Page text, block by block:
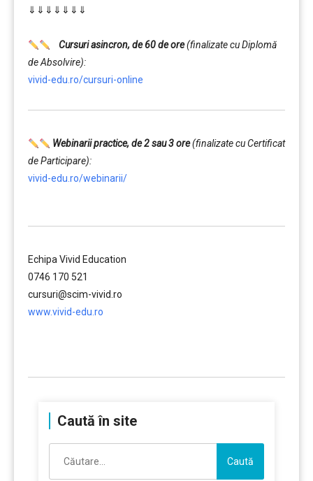
⇓⇓⇓⇓⇓⇓⇓
Cursuri asincron, de 60 de ore(finalizate cu Diplomă
de Absolvire):
vivid-edu.ro/cursuri-online
Webinarii practice, de 2 sau 3 ore(finalizate cu Certificat
de Participare):
vivid-edu.ro/webinarii/
Echipa Vivid Education
0746 170 521
cursuri@scim-vivid.ro
www.vivid-edu.ro
Caută în site
după: